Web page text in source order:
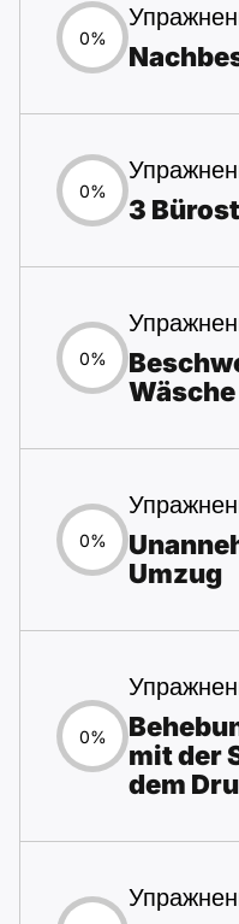
0%
0%
3
0%
Wäsche
0%
Umzug
0%
mit der
dem